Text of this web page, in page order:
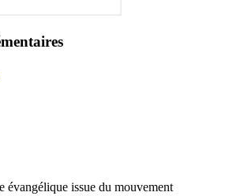
évangélique issue du mouvement